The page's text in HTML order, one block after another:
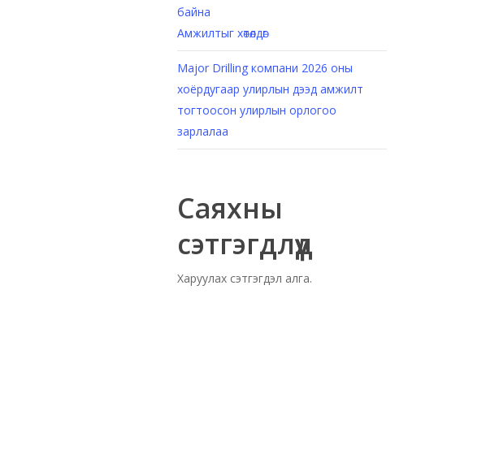
байна
Амжилтыг хөтөлдөг
Major Drilling компани 2026 оны
хоёрдугаар улирлын дээд амжилт
тогтоосон улирлын орлогоо
зарлалаа
Саяхны
сэтгэгдлүүд
Харуулах сэтгэгдэл алга.